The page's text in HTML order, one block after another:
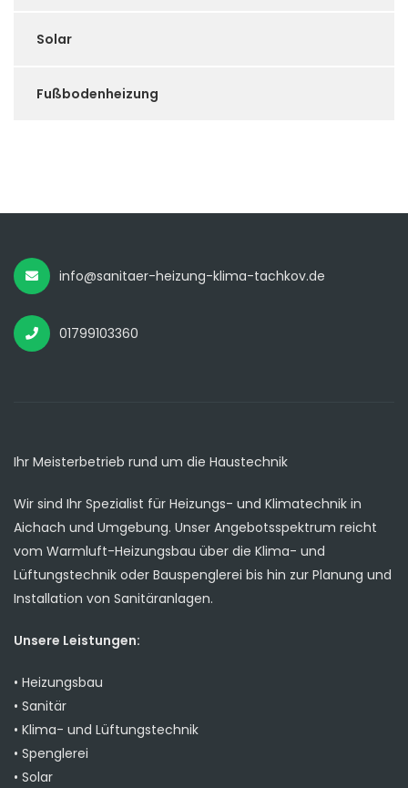
Solar
Fußbodenheizung
info@sanitaer-heizung-klima-tachkov.de
01799103360
Ihr Meisterbetrieb rund um die Haustechnik
Wir sind Ihr Spezialist für Heizungs- und Klimatechnik in
Aichach und Umgebung. Unser Angebotsspektrum reicht
vom Warmluft-Heizungsbau über die Klima- und
Lüftungstechnik oder Bauspenglerei bis hin zur Planung und
Installation von Sanitäranlagen.
Unsere Leistungen:
• Heizungsbau
• Sanitär
• Klima- und Lüftungstechnik
• Spenglerei
• Solar